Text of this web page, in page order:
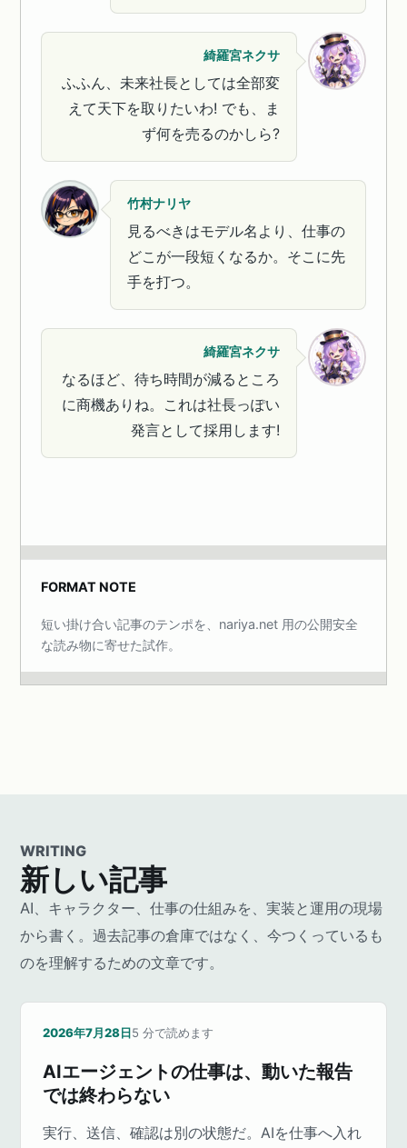
綺羅宮ネクサ
ふふん、未来社長としては全部変
えて天下を取りたいわ! でも、ま
ず何を売るのかしら?
竹村ナリヤ
見るべきはモデル名より、仕事の
どこが一段短くなるか。そこに先
手を打つ。
綺羅宮ネクサ
なるほど、待ち時間が減るところ
に商機ありね。これは社長っぽい
発言として採用します!
FORMAT NOTE
短い掛け合い記事のテンポを、nariya.net 用の公開安全
な読み物に寄せた試作。
WRITING
新しい記事
AI、キャラクター、仕事の仕組みを、実装と運用の現場
から書く。過去記事の倉庫ではなく、今つくっているも
のを理解するための文章です。
2026年7月28日5 分で読めます
AIエージェントの仕事は、動いた報告
では終わらない
実行、送信、確認は別の状態だ。AIを仕事へ入れ